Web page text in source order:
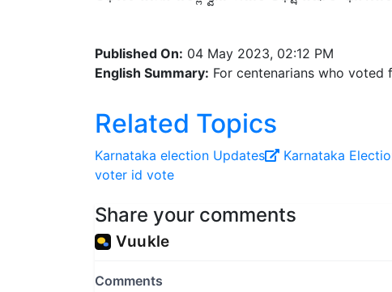
English Summary:For centenarians who voted
Related Topics
Karnataka election Updates
voter id vote